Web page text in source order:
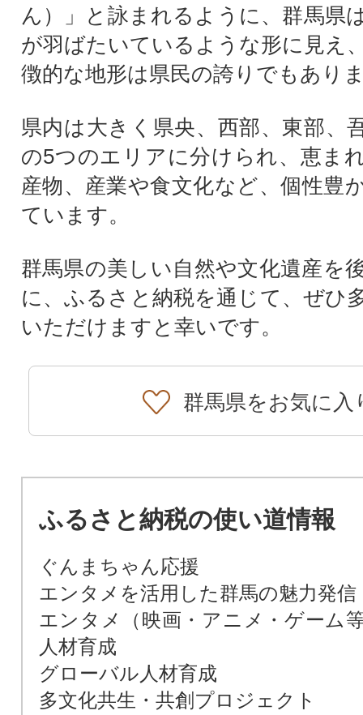
ん）」と詠まれるように、群馬県
が羽ばたいているような形に見え
徴的な地形は県民の誇りでもあり
県内は大きく県央、西部、東部、
の5つのエリアに分けられ、恵ま
産物、産業や食文化など、個性豊
ています。
群馬県の美しい自然や文化遺産を
に、ふるさと納税を通じて、ぜひ
いただけますと幸いです。
群馬県をお気に入
ふるさと納税の使い道情報
ぐんまちゃん応援
エンタメを活用した群馬の魅力発信
エンタメ（映画・アニメ・ゲーム
人材育成
グローバル人材育成
多文化共生・共創プロジェクト